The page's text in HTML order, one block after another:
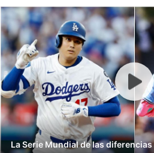
La Serie Mundial de las